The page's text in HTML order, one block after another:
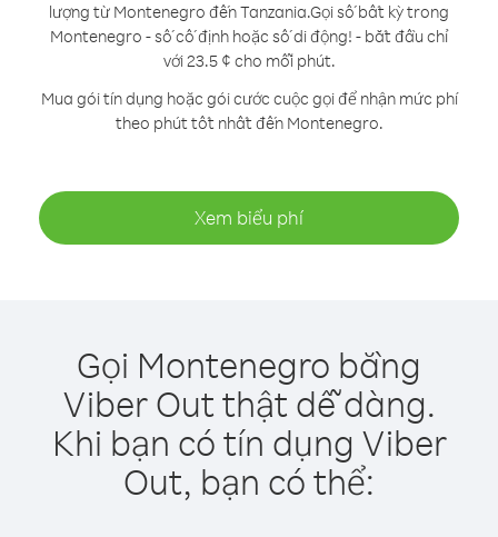
lượng từ Montenegro đến Tanzania.Gọi số bất kỳ trong
Montenegro - số cố định hoặc số di động! - bắt đầu chỉ
với 23.5 ¢ cho mỗi phút.
Mua gói tín dụng hoặc gói cước cuộc gọi để nhận mức phí
theo phút tốt nhất đến Montenegro.
Xem biểu phí
Gọi Montenegro bằng
Viber Out thật dễ dàng.
Khi bạn có tín dụng Viber
Out, bạn có thể: